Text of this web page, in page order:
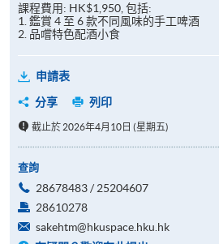
課程費用: HK$1,950, 包括:
1. 鑑賞 4 至 6 款不同風味的手工啤酒
2. 品嚐特色配酒小食
申請表
分享
列印
截止於 2026年4月10日 (星期五)
查詢
28678483 / 25204607
28610278
sakehtm@hkuspace.hku.hk